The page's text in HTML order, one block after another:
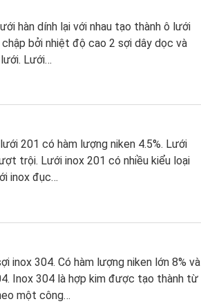
hàn dính lại với nhau tạo thành ô lưới
bởi nhiệt độ cao 2 sợi dây dọc và
Lưới…
201 có hàm lượng niken 4.5%. Lưới
trội. Lưới inox 201 có nhiều kiểu loại
inox đục…
inox 304. Có hàm lượng niken lớn 8% và
Inox 304 là hợp kim được tạo thành từ
một công…